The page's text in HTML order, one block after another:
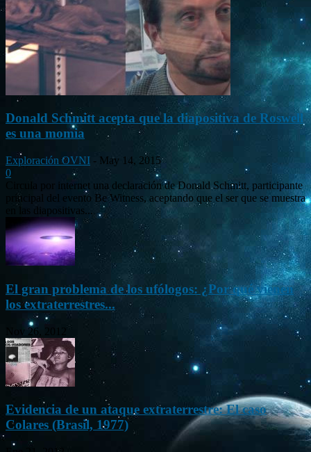
Donald Schmitt acepta que la diapositiva de Roswell
es una momia
Exploración OVNI - May 14, 2015
0
Circula por internet una declaración de Donald Schmitt, participante
principal del evento Be Witness, aceptando que el ser que se muestra
en las diapositivas...
El gran problema de los ufólogos: ¿Por qué vienen
los extraterrestres...
Nov 26, 2012
Evidencia de un ataque extraterrestre: El caso
Colares (Brasil, 1977)